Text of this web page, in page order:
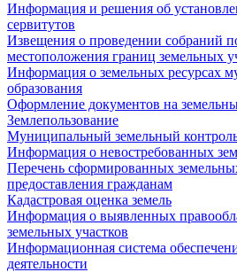
Информация и решения об
сервитутов
Извещения о проведении собраний
местоположения границ земельных
Информация о земельных ресурсах
образования
Оформление документов на
Землепользование
Муниципальный земельный
Информация о невостребованных
Перечень сформированных
предоставления гражданам
Кадастровая оценка земель
Информация о выявленных
земельных участков
Информационная система
деятельности